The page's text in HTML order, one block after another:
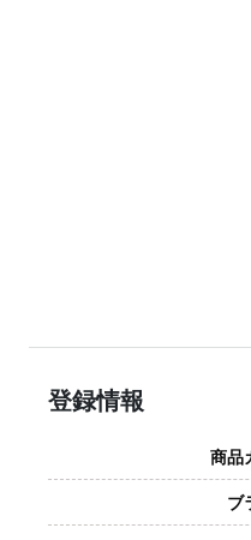
登録情報
商品
ブ